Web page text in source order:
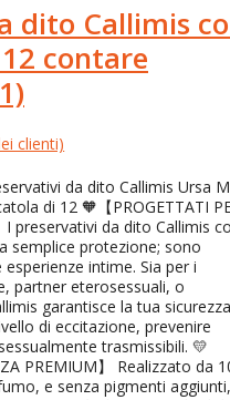
dito Callimis
contare
clienti)
da dito Callimis Ursa
di 12 🧡【PROGETTATI
I preservativi da dito Callimis
semplice protezione; sono
intime. Sia per i
partner eterosessuali, o
garantisce la tua sicurezza
di eccitazione, prevenire
trasmissibili. 💛
PREMIUM】 Realizzato da
e senza pigmenti